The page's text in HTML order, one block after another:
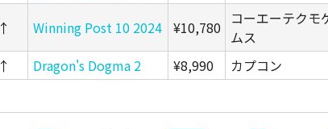
↑ Winning Post 10 2024 ¥10,780
コーエーテクモ
ムス
↑ Dragon's Dogma 2 ¥8,990 カプコン